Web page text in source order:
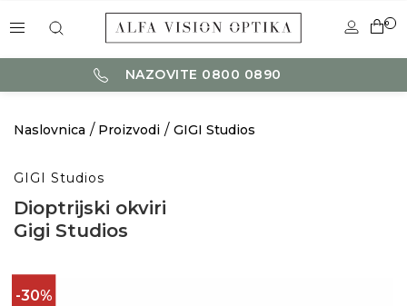
0
NAZOVITE 0800 0890
Naslovnica Proizvodi GIGI Studios
GIGI Studios
Dioptrijski okviri
Gigi Studios
-30%